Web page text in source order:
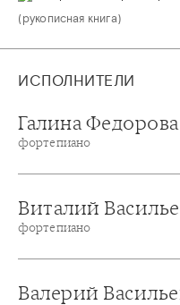
(рукописная книга)
ИСПОЛНИТЕЛИ
Галина Федорова
фортепиано
Виталий
фортепиано
Валерий